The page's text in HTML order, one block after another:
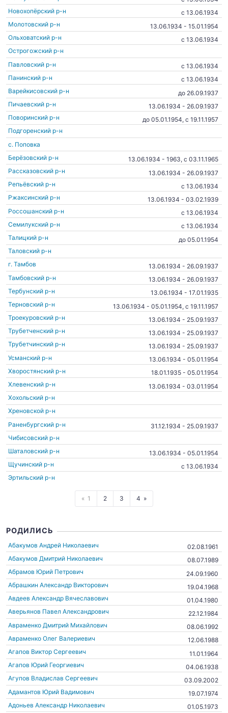
Новохопёрский р-н
c 13.06.1934
Молотовский р-н
13.06.1934 - 15.01.1954
Ольховатский р-н
c 13.06.1934
Острогожский р-н
Павловский р-н
c 13.06.1934
Панинский р-н
c 13.06.1934
Варейкисовский р-н
до 26.09.1937
Пичаевский р-н
13.06.1934 - 26.09.1937
Поворинский р-н
до 05.01.1954, c 19.11.1957
Подгоренский р-н
с. Поповка
Берёзовский р-н
13.06.1934 - 1963, c 03.11.1965
Рассказовский р-н
13.06.1934 - 26.09.1937
Репьёвский р-н
c 13.06.1934
Ржаксинский р-н
13.06.1934 - 03.02.1939
Россошанский р-н
c 13.06.1934
Семилукский р-н
c 13.06.1934
Талицкий р-н
до 05.01.1954
Таловский р-н
г. Тамбов
13.06.1934 - 26.09.1937
Тамбовский р-н
13.06.1934 - 26.09.1937
Тербунский р-н
13.06.1934 - 17.01.1935
Терновский р-н
13.06.1934 - 05.01.1954, c 19.11.1957
Троекуровский р-н
13.06.1934 - 25.09.1937
Трубетченский р-н
13.06.1934 - 25.09.1937
Трубетчинский р-н
13.06.1934 - 25.09.1937
Усманский р-н
13.06.1934 - 05.01.1954
Хворостянский р-н
18.01.1935 - 05.01.1954
Хлевенский р-н
13.06.1934 - 03.01.1954
Хохольский р-н
Хреновской р-н
Раненбургский р-н
31.12.1934 - 25.09.1937
Чибисовский р-н
Шаталовский р-н
13.06.1934 - 05.01.1954
Щучинский р-н
c 13.06.1934
Эртильский р-н
1 2 3 4
РОДИЛИСЬ
Абакумов Андрей Николаевич
02.08.1961
Абакумов Дмитрий Николаевич
08.07.1989
Абрамов Юрий Петрович
24.09.1960
Абрашкин Александр Викторович
19.04.1968
Авдеев Александр Вячеславович
01.04.1980
Аверьянов Павел Александрович
22.12.1984
Авраменко Дмитрий Михайлович
08.06.1992
Авраменко Олег Валериевич
12.06.1988
Агапов Виктор Сергеевич
11.01.1964
Агапов Юрий Георгиевич
04.06.1938
Агупов Владислав Сергеевич
03.09.2002
Адамантов Юрий Вадимович
19.07.1974
Адоньев Александр Николаевич
01.05.1973